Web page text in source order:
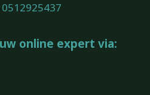
0512925437
online expert via: